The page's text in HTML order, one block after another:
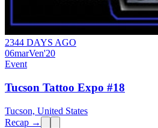
2344 DAYS AGO
06marVen'20
Event
Tucson Tattoo Expo #18
Tucson, United States
Recap →